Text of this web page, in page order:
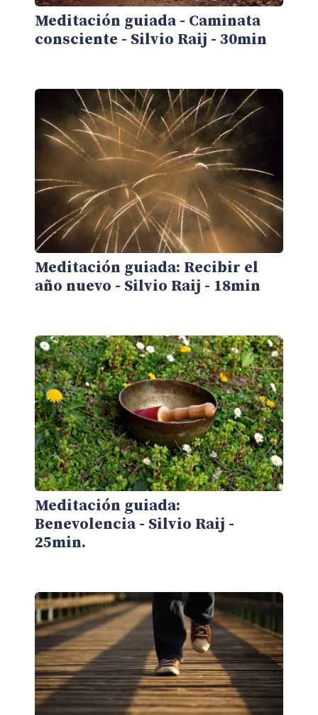
Meditación guiada - Caminata
consciente - Silvio Raij - 30min
Meditación guiada: Recibir el
año nuevo - Silvio Raij - 18min
Meditación guiada:
Benevolencia - Silvio Raij -
25min.